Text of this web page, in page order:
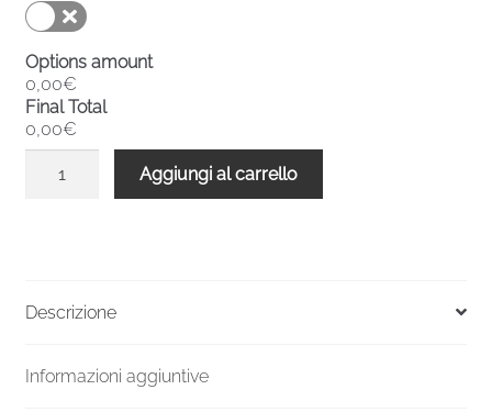
Options amount
0,00€
Final Total
0,00€
H
Aggiungi al carrello
Descrizione
Informazioni aggiuntive